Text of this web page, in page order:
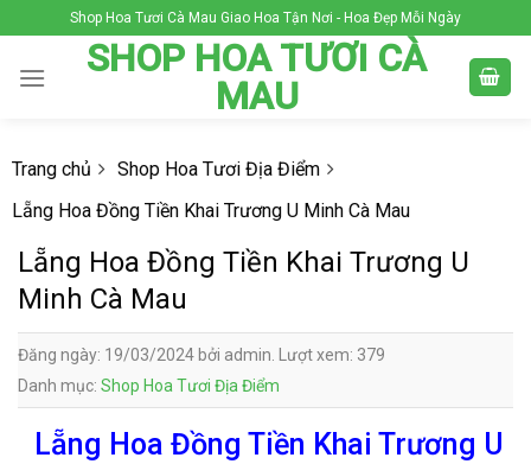
to
content
Shop Hoa Tươi Cà Mau Giao Hoa Tận Nơi - Hoa Đẹp Mỗi Ngày
SHOP HOA TƯƠI CÀ
MAU
Trang chủ
Shop Hoa Tươi Địa Điểm
Lẵng Hoa Đồng Tiền Khai Trương U Minh Cà Mau
Lẵng Hoa Đồng Tiền Khai Trương U
Minh Cà Mau
Đăng ngày: 19/03/2024 bởi admin. Lượt xem: 379
Danh mục: Shop Hoa Tươi Địa Điểm
Lẵng Hoa Đồng Tiền Khai Trương U